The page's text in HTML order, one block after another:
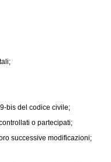
bis del codice civile;
o partecipati;
successive modificazioni;